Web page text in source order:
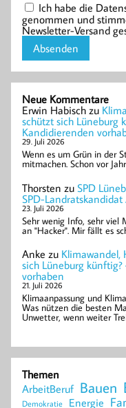
Ich habe die
genommen und
Newsletter-Versand
Neue Kommentare
Erwin Habisch zu
schützt sich Lüneburg
Kandidierenden
29. Juli 2026
Wenn es um Grün in der
mitmachen. Schon vor
Thorsten zu SPD
SPD-
23. Juli 2026
Sehr wenig Info, sehr viel
an "Hacker". Mir fällt es
Anke zu Klimawandel,
sich Lüneburg
vorhaben
21. Juli 2026
Klimaanpassung und
Was nützen die besten
Unwetter, wenn weiter
Themen
ArbeitBeruf Bauen
Demokratie Energie